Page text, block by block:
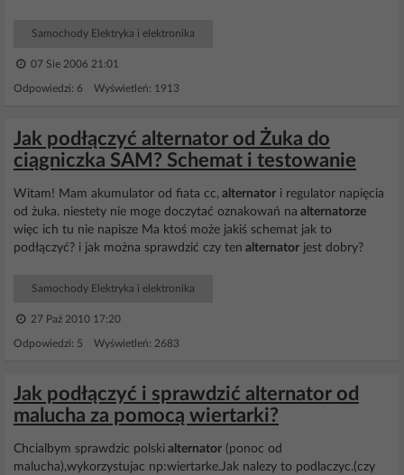
Samochody Elektryka i elektronika
07 Sie 2006 21:01
Odpowiedzi: 6 Wyświetleń: 1913
Jak podłączyć alternator od Żuka do
ciągniczka SAM? Schemat i testowanie
Witam! Mam akumulator od fiata cc, alternator i regulator napięcia
od żuka. niestety nie moge doczytać oznakowań na alternatorze
więc ich tu nie napisze Ma ktoś może jakiś schemat jak to
podłączyć? i jak można sprawdzić czy ten alternator jest dobry?
Samochody Elektryka i elektronika
27 Paź 2010 17:20
Odpowiedzi: 5 Wyświetleń: 2683
Jak podłączyć i sprawdzić alternator od
malucha za pomocą wiertarki?
Chcialbym sprawdzic polski alternator (ponoc od
malucha),wykorzystujac np:wiertarke.Jak nalezy to podlaczyc.(czy